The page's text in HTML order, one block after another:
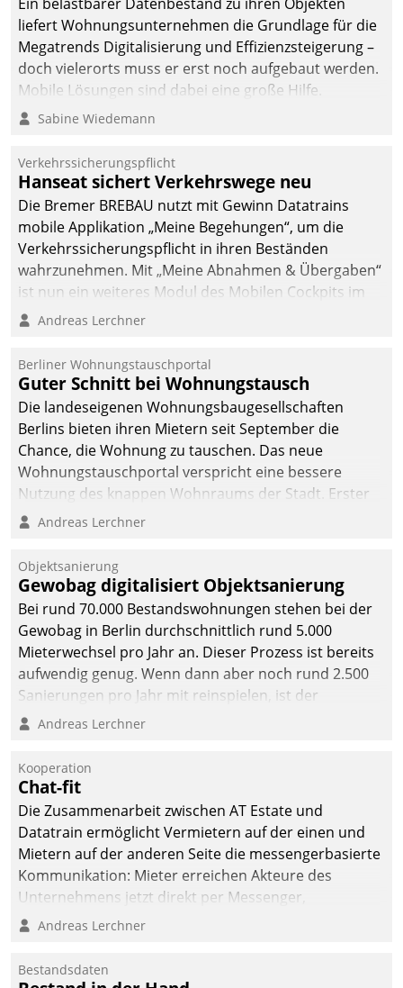
liefert Wohnungsunternehmen die Grundlage für die
Megatrends Digitalisierung und Effizienzsteigerung –
doch vielerorts muss er erst noch aufgebaut werden.
Mobile Lösungen sind dabei eine große Hilfe.
Sabine Wiedemann
Verkehrssicherungspflicht
Hanseat sichert Verkehrswege neu
Die Bremer BREBAU nutzt mit Gewinn Datatrains
mobile Applikation „Meine Begehungen“, um die
Verkehrssicherungspflicht in ihren Beständen
wahrzunehmen. Mit „Meine Abnahmen & Übergaben“
ist nun ein weiteres Modul des Mobilen Cockpits im
Einsatz.
Andreas Lerchner
Berliner Wohnungstauschportal
Guter Schnitt bei Wohnungstausch
Die landeseigenen Wohnungsbaugesellschaften
Berlins bieten ihren Mietern seit September die
Chance, die Wohnung zu tauschen. Das neue
Wohnungstauschportal verspricht eine bessere
Nutzung des knappen Wohnraums der Stadt. Erster
Anwendungsfall für Datatrains Lösung API-Hub mit
Unternehmen.
Andreas Lerchner
Objektsanierung
Gewobag digitalisiert Objektsanierung
Bei rund 70.000 Bestandswohnungen stehen bei der
Gewobag in Berlin durchschnittlich rund 5.000
Mieterwechsel pro Jahr an. Dieser Prozess ist bereits
aufwendig genug. Wenn dann aber noch rund 2.500
Sanierungen pro Jahr mit reinspielen, ist der
Betreuungs- und Organisationsaufwand immens. Im
kommunale Wohnungsbauunternehmen daher
gemeinsam mit der Berliner Datatrain GmbH den
Teilprozess der Objektsanierung digitalisiert.
Andreas Lerchner
Kooperation
Chat-fit
Die Zusammenarbeit zwischen AT Estate und
Datatrain ermöglicht Vermietern auf der einen und
Mietern auf der anderen Seite die messengerbasierte
Kommunikation: Mieter erreichen Akteure des
Unternehmens jetzt direkt per Messenger,
Mitarbeiter oder Dienstleister empfangen oder
Andreas Lerchner
Bestandsdaten